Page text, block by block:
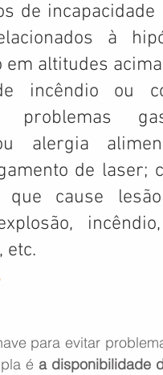
de
à
altitudes
incêndio ou
problemas
alergia
de laser;
que cause
etc.
para evitar
é a disponibilidade